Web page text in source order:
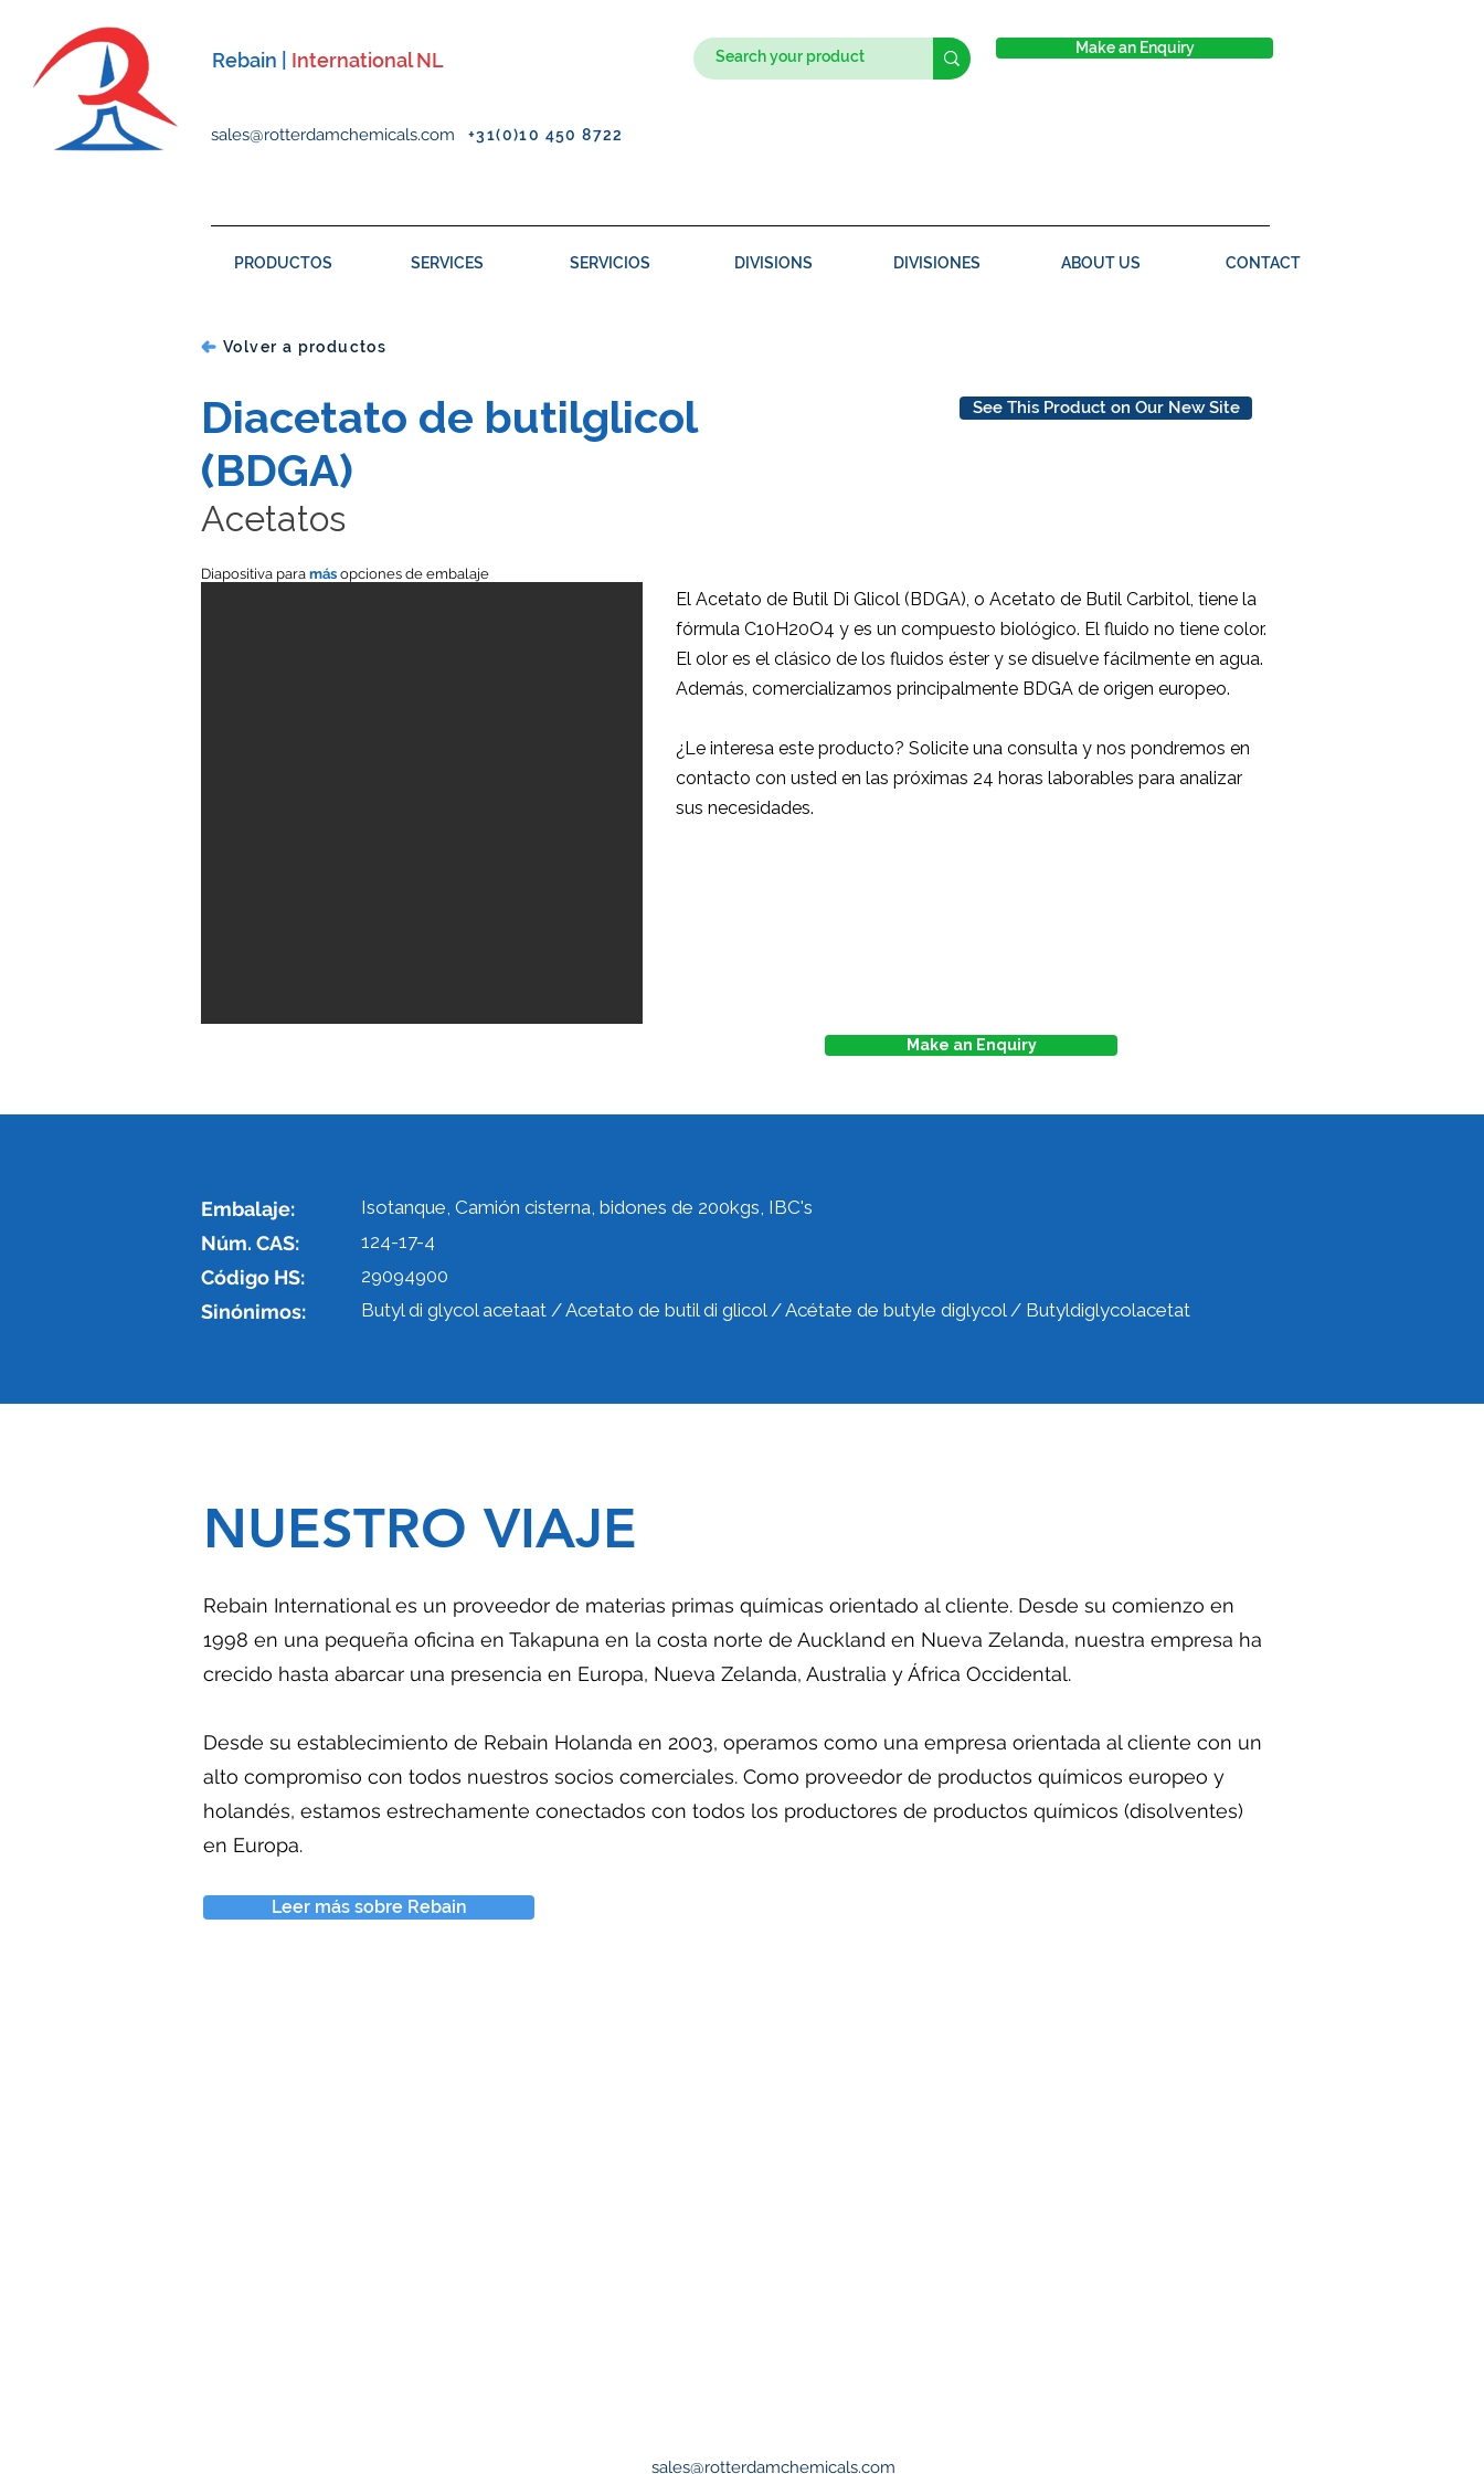
Rebain | International NL
sales@rotterdamchemicals.com +31(0)10 450 8722
Make an Enquiry
PRODUCTOS SERVICES SERVICIOS DIVISIONS DIVISIONES ABOUT US CONTACT
Volver a productos
Diacetato de butilglicol
(BDGA)
See This Product on Our New Site
Acetatos
Diapositiva para más opciones de embalaje
El Acetato de Butil Di Glicol (BDGA), o Acetato de Butil Carbitol, tiene la
fórmula C10H20O4 y es un compuesto biológico. El fluido no tiene color.
El olor es el clásico de los fluidos éster y se disuelve fácilmente en agua.
Además, comercializamos principalmente BDGA de origen europeo.
¿Le interesa este producto? Solicite una consulta y nos pondremos en
contacto con usted en las próximas 24 horas laborables para analizar
sus necesidades.
Make an Enquiry
Embalaje: Isotanque, Camión cisterna, bidones de 200kgs, IBC's
Núm. CAS: 124-17-4
Código HS:
Sinónimos:
29094900
Butyl di glycol acetaat / Acetato de butil di glicol / Acétate de butyle diglycol / Butyldiglycolacetat
NUESTRO VIAJE
Rebain International es un proveedor de materias primas químicas orientado al cliente. Desde su comienzo en
1998 en una pequeña oficina en Takapuna en la costa norte de Auckland en Nueva Zelanda, nuestra empresa ha
crecido hasta abarcar una presencia en Europa, Nueva Zelanda, Australia y África Occidental.
Desde su establecimiento de Rebain Holanda en 2003, operamos como una empresa orientada al cliente con un
alto compromiso con todos nuestros socios comerciales. Como proveedor de productos químicos europeo y
holandés, estamos estrechamente conectados con todos los productores de productos químicos (disolventes)
en Europa.
Leer más sobre Rebain
sales@rotterdamchemicals.com